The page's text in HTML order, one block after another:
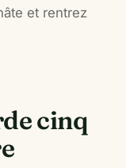
et rentrez
cinq